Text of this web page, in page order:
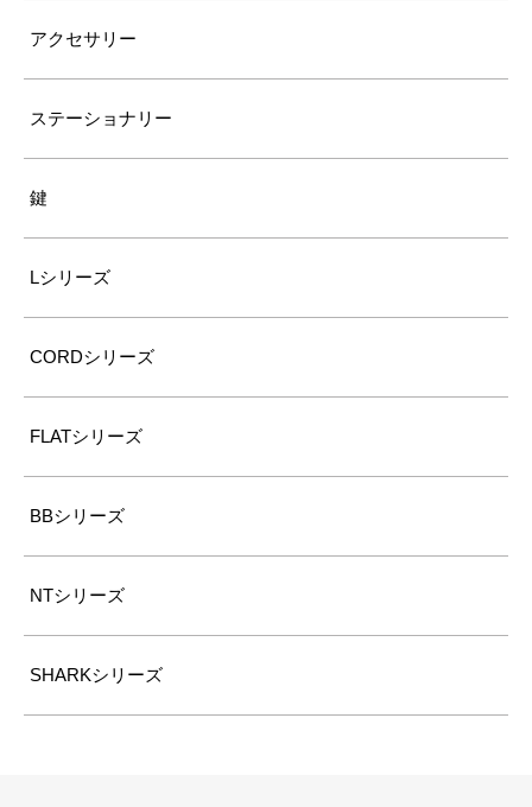
アクセサリー
ステーショナリー
鍵
Lシリーズ
CORDシリーズ
FLATシリーズ
BBシリーズ
NTシリーズ
SHARKシリーズ